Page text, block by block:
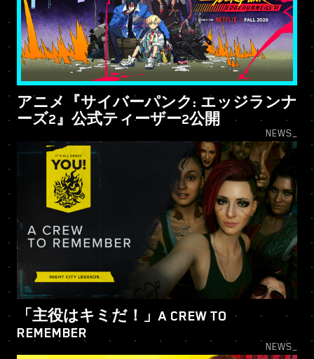
アニメ『サイバーパンク: エッジランナ
ーズ2』公式ティーザー2公開
NEWS_
「主役はキミだ！」A CREW TO
REMEMBER
NEWS_